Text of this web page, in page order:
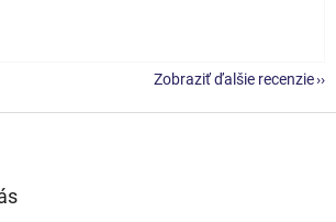
Zobraziť ďalšie recenzie